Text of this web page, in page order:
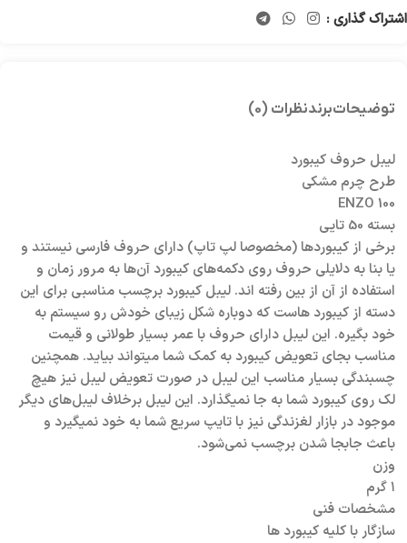
اشتراک گذاری :
توضیحاتبرندنظرات (0)
لیبل حروف کیبورد
طرح چرم مشکی
ENZO 100
بسته 50 تایی
برخی از کیبورد‌ها (مخصوصا لپ تاپ) دارای حروف فارسی نیستند و
یا بنا به دلایلی حروف روی دکمه‌های کیبورد آن‌ها به مرور زمان و
استفاده از آن از بین رفته اند. لیبل کیبورد برچسب مناسبی برای این
دسته از کیبورد هاست که دوباره شکل زیبای خودش رو سیستم به
خود بگیره. این لیبل دارای حروف با عمر بسیار طولانی و قیمت
مناسب بجای تعویض کیبورد به کمک شما میتواند بیاید. همچنین
چسبندگی بسیار مناسب این لیبل در صورت تعویض لیبل نیز هیچ
لک روی کیبورد شما به جا نمیگذارد. این لیبل برخلاف لیبل‌های دیگر
موجود در بازار لغزندگی نیز با تایپ سریع شما به خود نمیگیرد و
باعث جابجا شدن برچسب نمی‌شود.
وزن
۱ گرم
مشخصات فنی
سازگار با کلیه کیبورد ها